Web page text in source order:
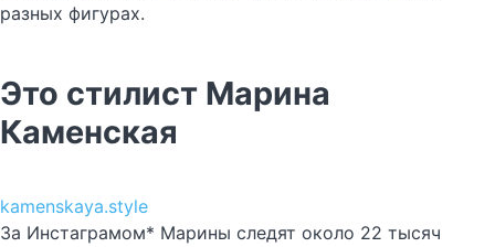
разных фигурах.
Это стилист Марина
Каменская
kamenskaya.style
За Инстаграмом* Марины следят около 22 тысяч